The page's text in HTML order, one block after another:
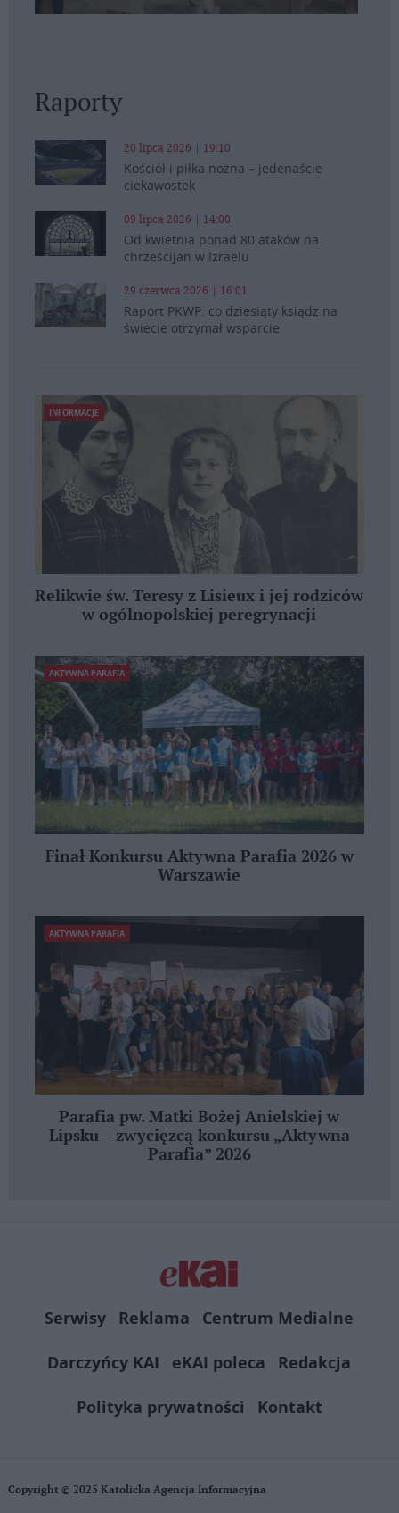
Raporty
20 lipca 2026 | 19:10
Kościół i piłka nożna – jedenaście
ciekawostek
09 lipca 2026 | 14:00
Od kwietnia ponad 80 ataków na
chrześcijan w Izraelu
29 czerwca 2026 | 16:01
Raport PKWP: co dziesiąty ksiądz na
świecie otrzymał wsparcie
INFORMACJE
Relikwie św. Teresy z Lisieux i jej rodziców
w ogólnopolskiej peregrynacji
AKTYWNA PARAFIA
Finał Konkursu Aktywna Parafia 2026 w
Warszawie
AKTYWNA PARAFIA
Parafia pw. Matki Bożej Anielskiej w
Lipsku – zwycięzcą konkursu „Aktywna
Parafia” 2026
Serwisy Reklama
Centrum Medialne
Darczyńcy KAI
eKAI poleca
Redakcja
Polityka prywatności
Kontakt
Copyright © 2025 Katolicka Agencja Informacyjna